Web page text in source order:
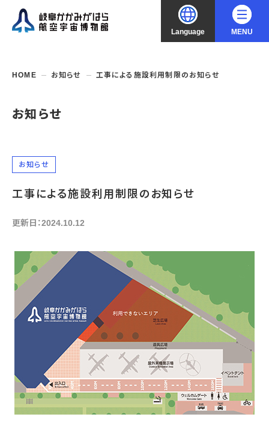
Language
中文（繁體字）
한국어
MENU
入館料
年間パスポート
交通アクセス
バリアフリー・音声ガイド
開催中・開催予定の企画展
航空エリア
宇宙エリア
屋外展示
その他の展示
シアタールーム上映
操縦シミュレーション体験
おすすめコース
イベント・講座
ガイドツアー
イベントカレンダー
予約申し込み
これまでのイベント
資料の収集・受贈
収蔵品検索
資料の貸出
地域との連携
レンタルそらはく
一般団体
福祉団体
子ども会・スポーツ少年団等
学校・教育関係
学校・教育関係の方へ
教育プログラム
オンライン学習
アウトリーチ
展示・イベントカレンダー
イベント予約申し込み
チャレンジそらはく
スタッフコラム お知らせ
お問い合わせ
HOME お知らせ 工事による施設利用制限のお知らせ
お知らせ
お知らせ
工事による施設利用制限のお知らせ
更新日：2024.10.12